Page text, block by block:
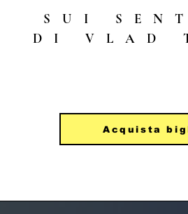
SUI
DI VLAD
Acquista